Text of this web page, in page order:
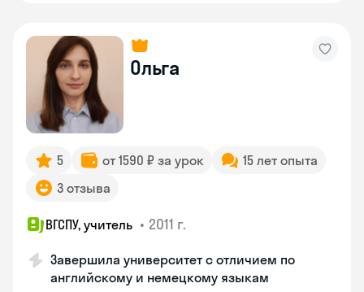
Ольга
5 от 1590 ₽ за урок
15 лет опыта
3 отзыва
ВГСПУ, учитель • 2011 г.
Завершила университет с отличием по
английскому и немецкому языкам